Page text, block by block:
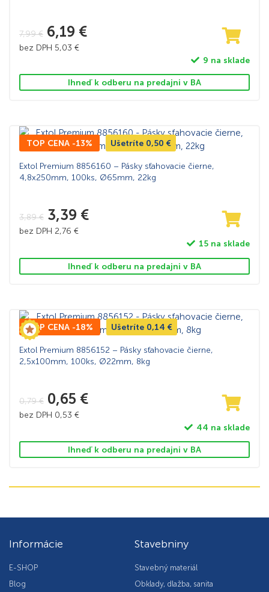
7,99€ 6,19 €
bez DPH 5,03 €
9 na sklade
Ihneď k odberu na predajni v BA
TOP CENA -13% Ušetríte 0,50 €
Extol Premium 8856160 – Pásky sťahovacie čierne,
4,8x250mm, 100ks, Ø65mm, 22kg
3,89€ 3,39 €
bez DPH 2,76 €
15 na sklade
Ihneď k odberu na predajni v BA
TOP CENA -18% Ušetríte 0,14 €
Extol Premium 8856152 – Pásky sťahovacie čierne,
2,5x100mm, 100ks, Ø22mm, 8kg
0,79€ 0,65 €
bez DPH 0,53 €
44 na sklade
Ihneď k odberu na predajni v BA
Informácie
E-SHOP
Blog
Stavebniny
Stavebný materiál
Obklady, dlažba, sanita